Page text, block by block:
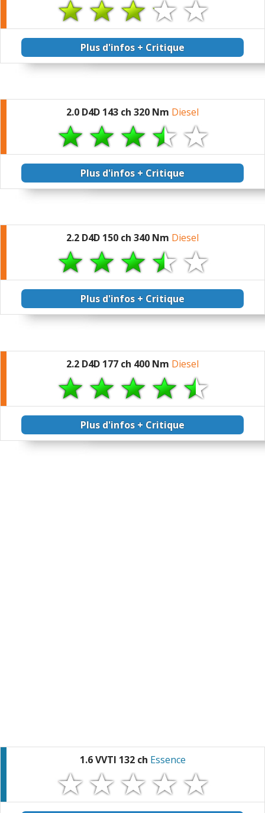
Plus d'infos + Critique
2.0 D4D 143 ch 320 Nm Diesel
Plus d'infos + Critique
2.2 D4D 150 ch 340 Nm Diesel
Plus d'infos + Critique
2.2 D4D 177 ch 400 Nm Diesel
Plus d'infos + Critique
1.6 VVTI 132 ch Essence